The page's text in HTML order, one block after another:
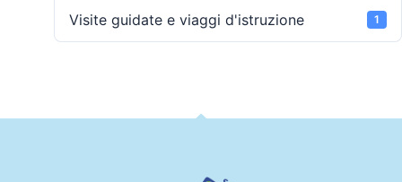
Visite guidate e viaggi d'istruzione 1